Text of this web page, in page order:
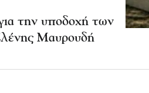
την υποδοχή των
Μαυρουδή